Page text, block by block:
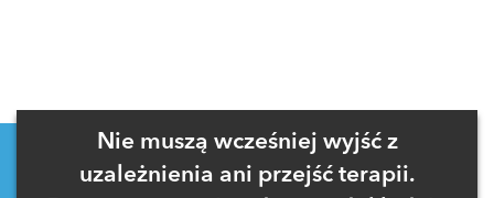
Nie muszą wcześniej wyjść z
uzależnienia ani przejść terapii.